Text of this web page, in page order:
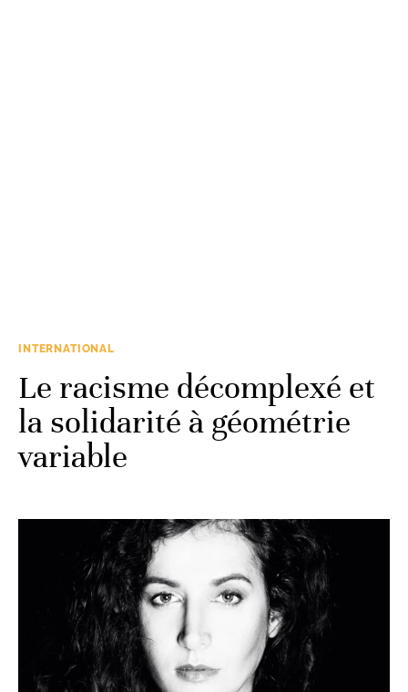
INTERNATIONAL
Le racisme décomplexé et
la solidarité à géométrie
variable